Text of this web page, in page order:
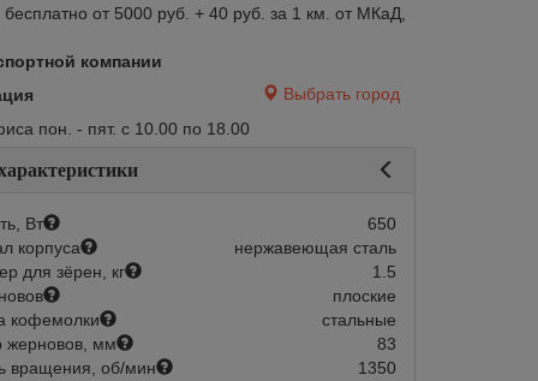
бесплатно от 5000 руб. + 40 руб. за 1 км. от МКаД,
компании
Выбрать город
пон. - пят. с 10.00 по 18.00
Вт
650
корпуса
нержавеющая сталь
для зёрен, кг
1.5
плоские
кофемолки
стальные
жерновов, мм
83
вращения, об/мин
1350